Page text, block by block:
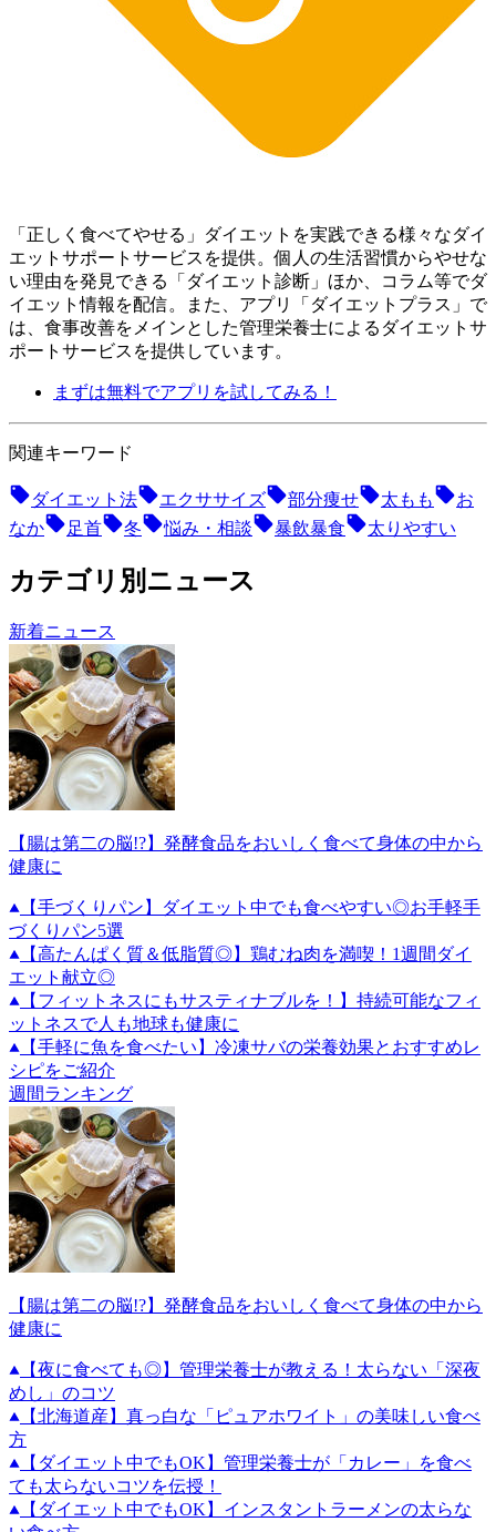
「正しく食べてやせる」ダイエットを実践できる様々なダイ
エットサポートサービスを提供。個人の生活習慣からやせな
い理由を発見できる「ダイエット診断」ほか、コラム等でダ
イエット情報を配信。 また、アプリ「ダイエットプラス」で
は、食事改善をメインとした管理栄養士によるダイエットサ
ポートサービスを提供しています。
まずは無料でアプリを試してみる！
関連キーワード
ダイエット法 エクササイズ 部分痩せ 太もも
お
なか
足首 冬 悩み・相談 暴飲暴食 太りやすい
カテゴリ別ニュース
新着ニュース
【腸は第二の脳!?】発酵食品をおいしく食べて身体の中から
健康に
【手づくりパン】ダイエット中でも食べやすい◎お手軽手
づくりパン5選
【高たんぱく質＆低脂質◎】鶏むね肉を満喫！1週間ダイ
エット献立◎
【フィットネスにもサスティナブルを！】持続可能なフィ
ットネスで人も地球も健康に
【手軽に魚を食べたい】冷凍サバの栄養効果とおすすめレ
シピをご紹介
週間ランキング
【腸は第二の脳!?】発酵食品をおいしく食べて身体の中から
健康に
【夜に食べても◎】管理栄養士が教える！太らない「深夜
めし」のコツ
【北海道産】真っ白な「ピュアホワイト」の美味しい食べ
方
【ダイエット中でもOK】管理栄養士が「カレー」を食べ
ても太らないコツを伝授！
【ダイエット中でもOK】インスタントラーメンの太らな